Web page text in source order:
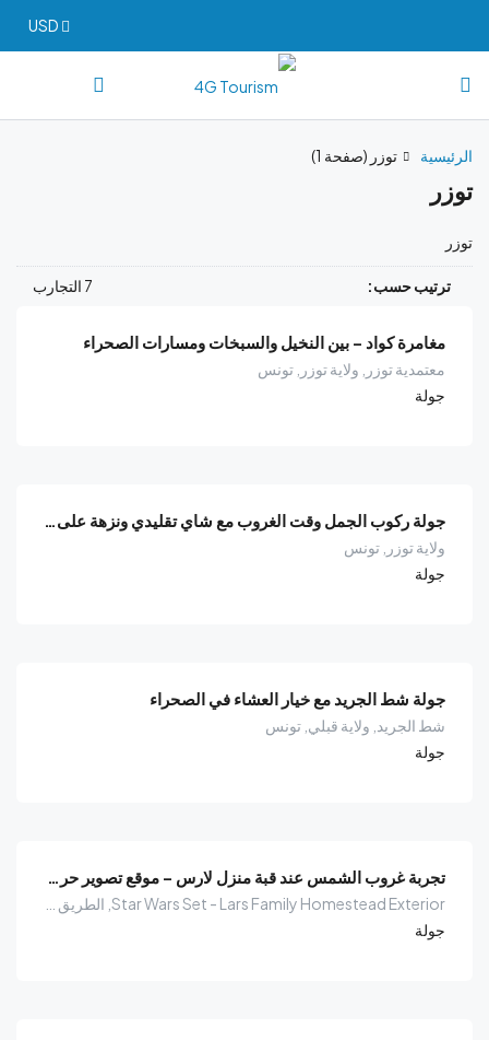
USD
الرئيسية توزر (صفحة 1)
توزر
توزر
7 التجارب ترتيب حسب:
مغامرة كواد – بين النخيل والسبخات ومسارات الصحراء
معتمدية توزر, ولاية توزر, تونس
جولة
جولة ركوب الجمل وقت الغروب مع شاي تقليدي ونزهة على الطريقة البربرية
ولاية توزر, تونس
جولة
جولة شط الجريد مع خيار العشاء في الصحراء
شط الجريد, ولاية قبلي, تونس
جولة
تجربة غروب الشمس عند قبة منزل لارس – موقع تصوير حرب النجوم
جولة